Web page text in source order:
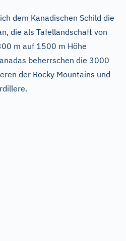
dem Kanadischen Schild die
die als Tafellandschaft von
m auf 1500 m Höhe
beherrschen die 3000
der Rocky Mountains und